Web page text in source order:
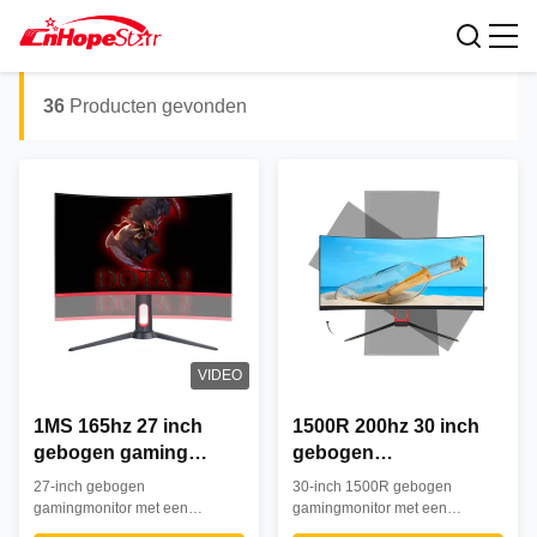
36 Producten gevonden
VIDEO
1MS 165hz 27 inch
gebogen gaming
monitor 2K VA Panel
gaming monitor
27-inch gebogen
gamingmonitor met een
vernieuwingsfrequentie van 165
1500R 200hz 30 inch
gebogen
computermonitor / 2K
1ms Ultrawide PC
Gaming Monitor
30-inch 1500R gebogen
gamingmonitor met een
vernieuwingsfrequentie van 200